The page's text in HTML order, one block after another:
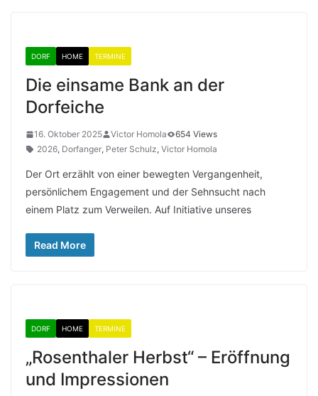
DORF HOME TERMINE
Die einsame Bank an der
Dorfeiche
16. Oktober 2025 Victor Homola
654 Views
2026, Dorfanger, Peter Schulz, Victor Homola
Der Ort erzählt von einer bewegten Vergangenheit,
persönlichem Engagement und der Sehnsucht nach
einem Platz zum Verweilen. Auf Initiative unseres
Read More
DORF HOME TERMINE
„Rosenthaler Herbst“ – Eröffnung
und Impressionen